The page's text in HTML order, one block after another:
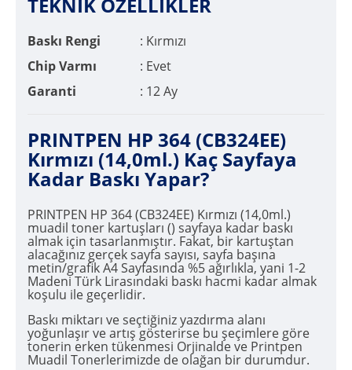
Baskı Rengi
: Kırmızı
Chip Varmı
: Evet
Garanti
: 12 Ay
PRINTPEN HP 364 (CB324EE)
Kırmızı (14,0ml.) Kaç Sayfaya
Kadar Baskı Yapar?
PRINTPEN HP 364 (CB324EE) Kırmızı (14,0ml.)
muadil toner kartuşları () sayfaya kadar baskı
almak için tasarlanmıştır. Fakat, bir kartuştan
alacağınız gerçek sayfa sayısı, sayfa başına
metin/grafik A4 Sayfasında %5 ağırlıkla, yani 1-2
Madeni Türk Lirasındaki baskı hacmi kadar almak
koşulu ile geçerlidir.
Baskı miktarı ve seçtiğiniz yazdırma alanı
yoğunlaşır ve artış gösterirse bu şeçimlere göre
tonerin erken tükenmesi Orjinalde ve Printpen
Muadil Tonerlerimizde de olağan bir durumdur.